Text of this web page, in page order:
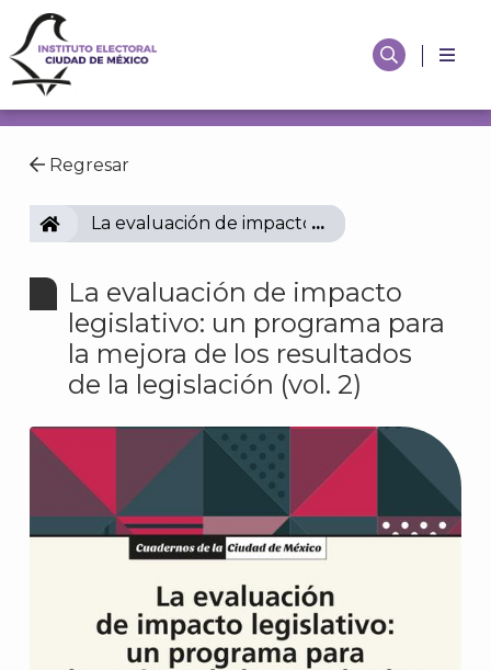
Regresar
IECMLa evaluación de impacto legislativo: un
La evaluación de impacto
legislativo: un programa para
la mejora de los resultados
de la legislación (vol. 2)